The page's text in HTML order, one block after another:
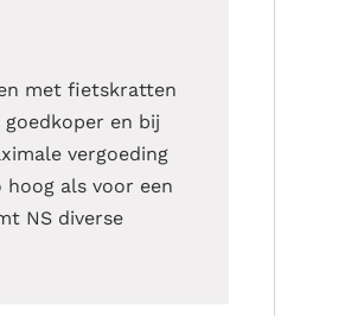
met fietskratten
en bij
vergoeding
als voor een
NS diverse